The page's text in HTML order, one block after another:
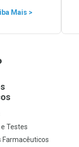
Mais >
Testes
Farmacêuticos